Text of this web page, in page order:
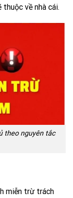
về nhà cái.
theo nguyên tắc
miễn trừ trách